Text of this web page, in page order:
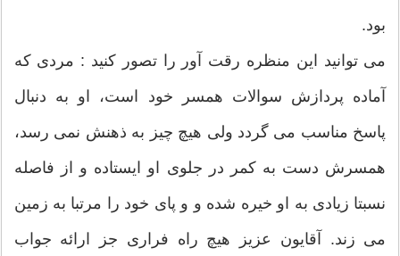
بود.
می توانید این منظره رقت آور را تصور کنید : مردی که
آماده پردازش سوالات همسر خود است، او به دنبال
پاسخ مناسب می گردد ولی هیچ چیز به ذهنش نمی رسد،
همسرش دست به کمر در جلوی او ایستاده و از فاصله
نسبتا زیادی به او خیره شده و و پای خود را مرتبا به زمین
می زند. آقایون عزیز هیچ راه فراری جز ارائه جواب